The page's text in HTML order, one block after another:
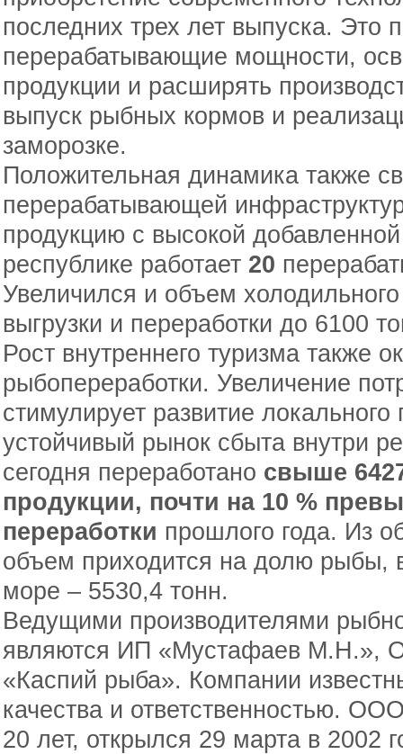
последних трех лет выпуска. Это
перерабатывающие мощности,
продукции и расширять
выпуск рыбных кормов и
заморозке.
Положительная динамика также
перерабатывающей
продукцию с высокой
республике работает 20
Увеличился и объем
выгрузки и переработки до 6100
Рост внутреннего туризма также
рыбопереработки. Увеличение
стимулирует развитие
устойчивый рынок сбыта внутри
сегодня переработано свыше
продукции, почти на 10 %
переработки прошлого года. Из
объем приходится на долю рыбы,
море – 5530,4 тонн.
Ведущими производителями
являются ИП «Мустафаев
«Каспий рыба». Компании
качества и ответственностью.
20 лет, открылся 29 марта в 2002